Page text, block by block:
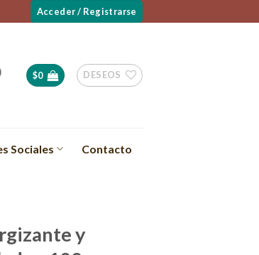
Acceder / Registrarse
$0 DESEOS
Sociales Contacto
y